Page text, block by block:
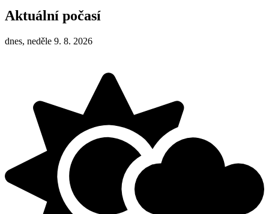
Aktuální počasí
dnes, neděle 9. 8. 2026